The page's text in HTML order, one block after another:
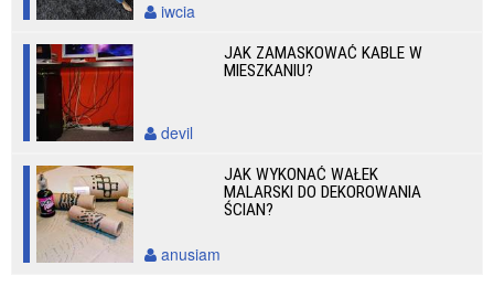
iwcia
JAK ZAMASKOWAĆ KABLE W
MIESZKANIU?
devil
JAK WYKONAĆ WAŁEK
MALARSKI DO DEKOROWANIA
ŚCIAN?
anusiam